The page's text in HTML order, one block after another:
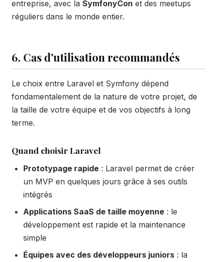
entreprise, avec la SymfonyCon et des meetups
réguliers dans le monde entier.
6. Cas d'utilisation recommandés
Le choix entre Laravel et Symfony dépend
fondamentalement de la nature de votre projet, de
la taille de votre équipe et de vos objectifs à long
terme.
Quand choisir Laravel
Prototypage rapide : Laravel permet de créer
un MVP en quelques jours grâce à ses outils
intégrés
Applications SaaS de taille moyenne : le
développement est rapide et la maintenance
simple
Équipes avec des développeurs juniors : la